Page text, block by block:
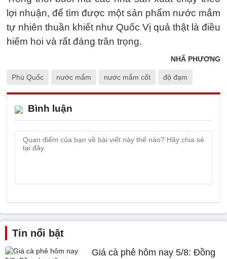
lợi nhuận, để tìm được một sản phẩm nước mắm
tự nhiên thuần khiết như Quốc Vị quả thật là điều
hiếm hoi và rất đáng trân trọng.
NHÃ PHƯƠNG
Phú Quốc nước mắm nước mắm cốt độ đạm
Bình luận
Tin nổi bật
Giá cà phê hôm nay 5/8: Đồng